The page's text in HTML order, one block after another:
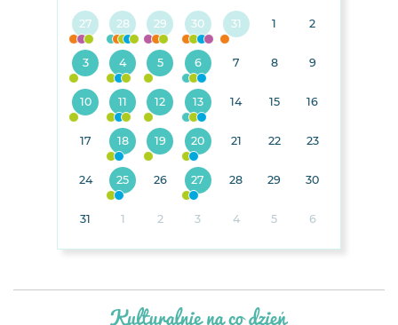
27 28 29 30 31 1 2
3 4 5 6 7 8 9
10 11 12 13 14 15 16
17 18 19 20 21 22 23
24 25 26 27 28 29 30
31 1 2 3 4 5 6